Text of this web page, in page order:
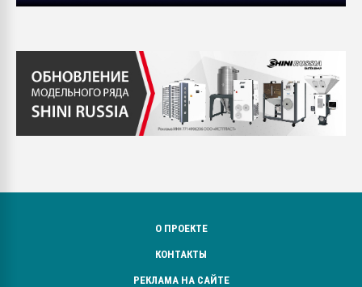
О ПРОЕКТЕ
КОНТАКТЫ
РЕКЛАМА НА САЙТЕ